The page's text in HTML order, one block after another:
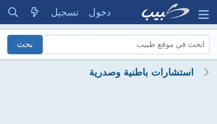
دخول تسجيل
استشارات باطنية وصدرية